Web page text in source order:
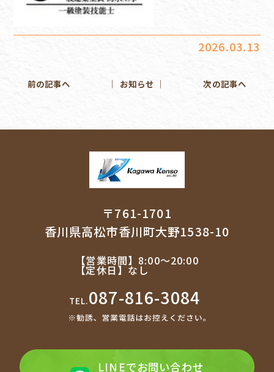
2026.03.13
前の記事へ 次の記事へ
│ お知らせ │
〒761-1701
香川県高松市香川町大野1538-10
【営業時間】 8:00～20:00
【定休日】なし
TEL.087-816-3084
LINEでお問い合わせ